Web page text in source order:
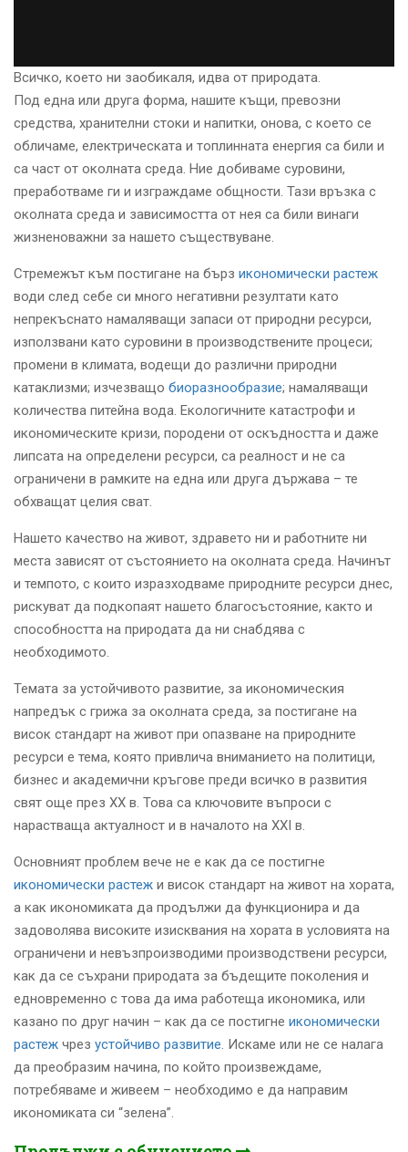
Всичко, което ни заобикаля, идва от природата.
Под една или друга форма, нашите къщи, превозни
средства, хранителни стоки и напитки, онова, с което се
обличаме, електрическата и топлинната енергия са били и
са част от околната среда. Ние добиваме суровини,
преработваме ги и изграждаме общности. Тази връзка с
околната среда и зависимостта от нея са били винаги
жизненоважни за нашето съществуване.
Стремежът към постигане на бърз икономически растеж
води след себе си много негативни резултати като
непрекъснато намаляващи запаси от природни ресурси,
използвани като суровини в производствените процеси;
промени в климата, водещи до различни природни
катаклизми; изчезващо биоразнообразие; намаляващи
количества питейна вода. Екологичните катастрофи и
икономическите кризи, породени от оскъдността и даже
липсата на определени ресурси, са реалност и не са
ограничени в рамките на една или друга държава – те
обхващат целия сват.
Нашето качество на живот, здравето ни и работните ни
места зависят от състоянието на околната среда. Начинът
и темпото, с които изразходваме природните ресурси днес,
рискуват да подкопаят нашето благосъстояние, както и
способността на природата да ни снабдява с
необходимото.
Темата за устойчивото развитие, за икономическия
напредък с грижа за околната среда, за постигане на
висок стандарт на живот при опазване на природните
ресурси е тема, която привлича вниманието на политици,
бизнес и академични кръгове преди всичко в развития
свят още през ХХ в. Това са ключовите въпроси с
нарастваща актуалност и в началото на ХХІ в.
Основният проблем вече не е как да се постигне
икономически растеж и висок стандарт на живот на хората,
а как икономиката да продължи да функционира и да
задоволява високите изисквания на хората в условията на
ограничени и невъзпроизводими производствени ресурси,
как да се съхрани природата за бъдещите поколения и
едновременно с това да има работеща икономика, или
казано по друг начин – как да се постигне икономически
растеж чрез устойчиво развитие. Искаме или не се налага
да преобразим начина, по който произвеждаме,
потребяваме и живеем – необходимо е да направим
икономиката си “зелена”.